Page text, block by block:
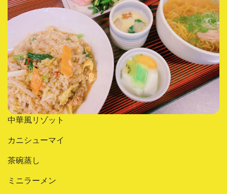
中華風リゾット
カニシューマイ
茶碗蒸し
ミニラーメン